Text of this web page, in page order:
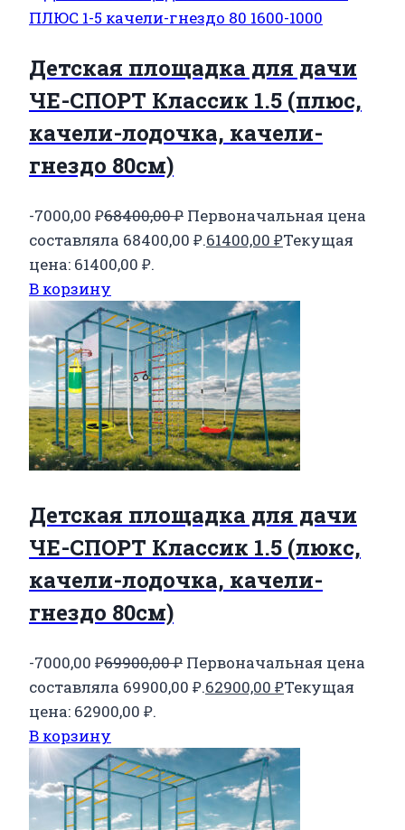
Детская площадка для дачи
ЧЕ-СПОРТ Классик 1.5 (плюс,
качели-лодочка, качели-
гнездо 80см)
-7000,00 ₽68400,00₽ Первоначальная цена
составляла 68400,00 ₽.61400,00 ₽Текущая
цена: 61400,00 ₽.
В корзину
Детская площадка для дачи
ЧЕ-СПОРТ Классик 1.5 (люкс,
качели-лодочка, качели-
гнездо 80см)
-7000,00 ₽69900,00₽ Первоначальная цена
составляла 69900,00 ₽.62900,00 ₽Текущая
цена: 62900,00 ₽.
В корзину